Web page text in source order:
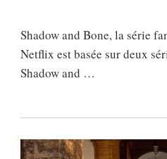
Shadow and Bone, la série
Netflix est basée sur deux
Shadow and …